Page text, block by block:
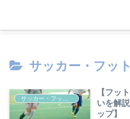
サッカー・フッ
【フッ
いを解
ップ】